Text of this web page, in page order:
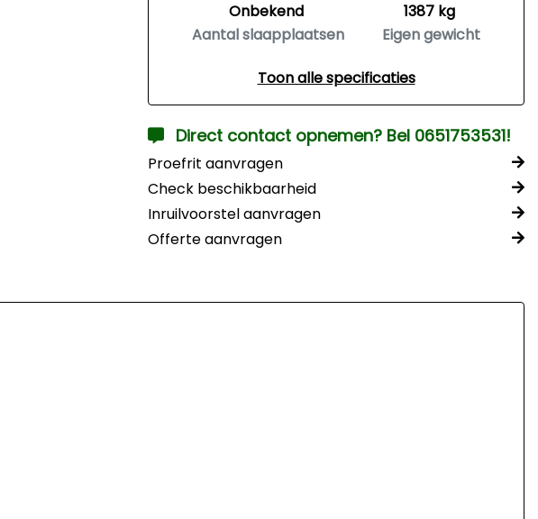
Onbekend
Aantal slaapplaatsen
1387 kg
Eigen gewicht
Toon alle specificaties
Direct contact opnemen? Bel 0651753531!
Proefrit aanvragen
Check beschikbaarheid
Inruilvoorstel aanvragen
Offerte aanvragen